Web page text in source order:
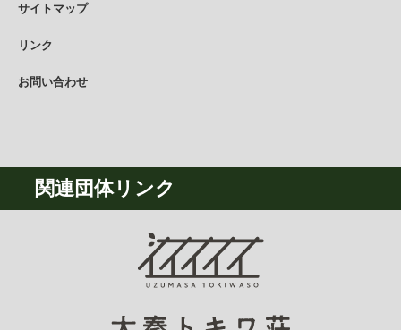
サイトマップ
リンク
お問い合わせ
関連団体リンク